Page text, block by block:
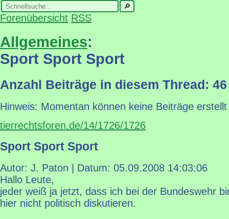
Forenübersicht RSS
Allgemeines:
Sport Sport Sport
Anzahl Beiträge in diesem Thread: 46
Hinweis: Momentan können keine Beiträge
tierrechtsforen.de/14/1726/1726
Sport Sport Sport
Autor: J. Paton | Datum: 05.09.2008 14:03:06
Hallo Leute,
jeder weiß ja jetzt, dass ich bei der Bundeswehr
hier nicht politisch diskutieren.